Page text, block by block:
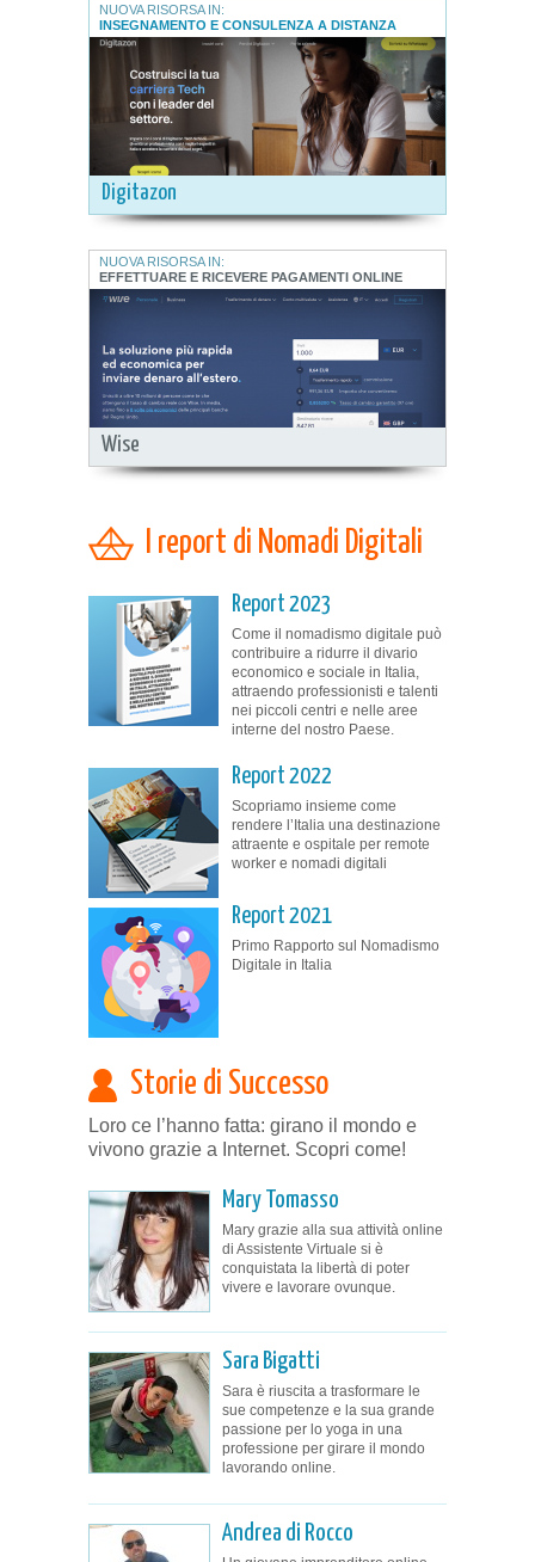
Digitazon
NUOVA RISORSA IN:
INSEGNAMENTO E CONSULENZA A DISTANZA
Wise
NUOVA RISORSA IN:
EFFETTUARE E RICEVERE PAGAMENTI ONLINE
I report di Nomadi Digitali
Report 2023
Come il nomadismo digitale può
contribuire a ridurre il divario
economico e sociale in Italia,
attraendo professionisti e talenti
nei piccoli centri e nelle aree
interne del nostro Paese.
Report 2022
Scopriamo insieme come
rendere l’Italia una destinazione
attraente e ospitale per remote
worker e nomadi digitali
Report 2021
Primo Rapporto sul Nomadismo
Digitale in Italia
Storie di Successo
Loro ce l’hanno fatta: girano il mondo e
vivono grazie a Internet. Scopri come!
Mary Tomasso
Mary grazie alla sua attività online
di Assistente Virtuale si è
conquistata la libertà di poter
vivere e lavorare ovunque.
Sara Bigatti
Sara è riuscita a trasformare le
sue competenze e la sua grande
passione per lo yoga in una
professione per girare il mondo
lavorando online.
Andrea di Rocco